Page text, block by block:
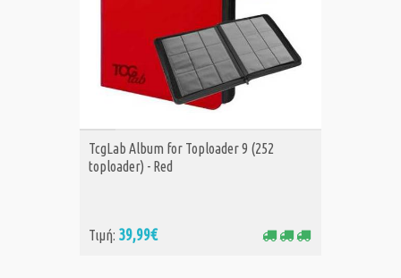
ΑΓΟΡΑ
TcgLab Album for Toploader 9 (252
toploader) - Red
Τιμή: 39,99€